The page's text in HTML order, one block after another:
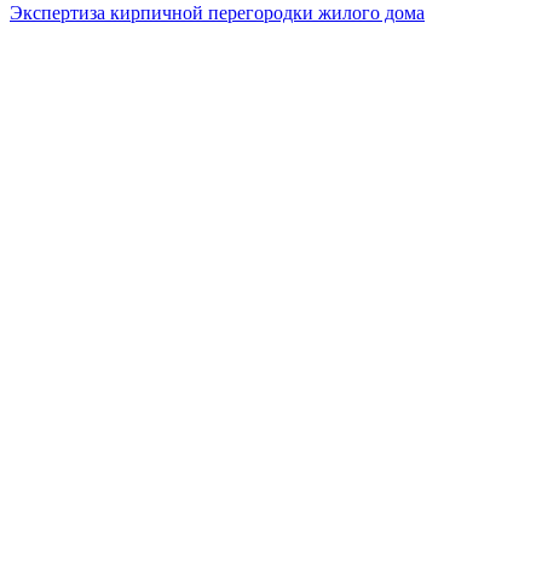
Экспертиза кирпичной перегородки жилого дома